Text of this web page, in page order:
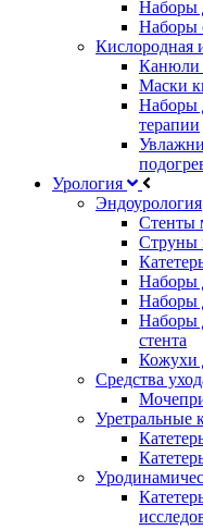
Наборы
Наборы
Кислородная
Канюли
Маски
Наборы
терапии
Урология
Эндоурология
Стенты
Струны
Наборы
Наборы
Наборы
стента
Кожухи
Средства
Уретральные